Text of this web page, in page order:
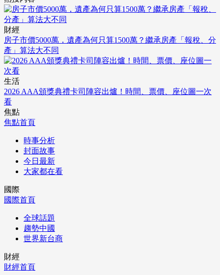
財經
房子市價5000萬，遺產為何只算1500萬？繼承房產「報稅、分
產」算法大不同
生活
2026 AAA頒獎典禮卡司陣容出爐！時間、票價、座位圖一次
看
焦點
焦點首頁
時事分析
封面故事
今日最新
大家都在看
國際
國際首頁
全球話題
趨勢中國
世界新台商
財經
財經首頁